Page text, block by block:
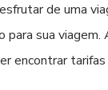
de uma
para sua
encontrar